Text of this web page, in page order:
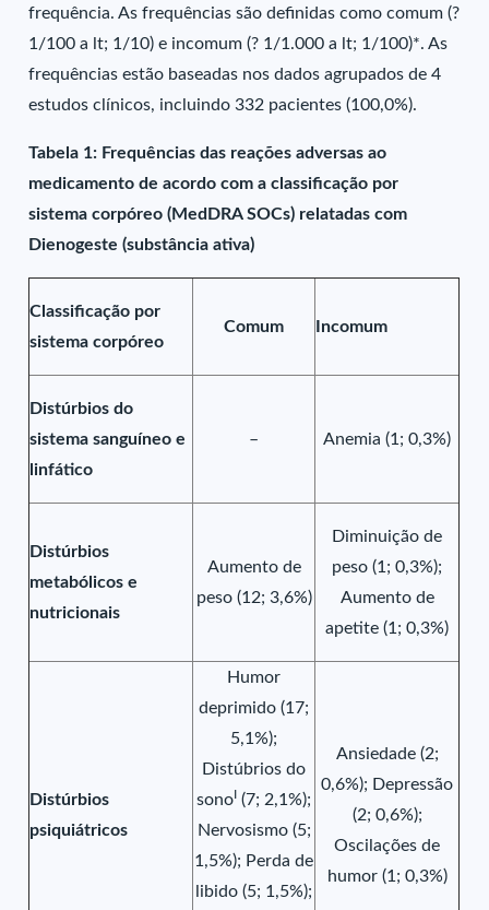
frequência. As frequências são definidas como comum (?
1/100 a lt; 1/10) e incomum (? 1/1.000 a lt; 1/100)*. As
frequências estão baseadas nos dados agrupados de 4
estudos clínicos, incluindo 332 pacientes (100,0%).
Tabela 1: Frequências das reações adversas ao
medicamento de acordo com a classificação por
sistema corpóreo (MedDRA SOCs) relatadas com
Dienogeste (substância ativa)
Classificação por
sistema corpóreo
Comum Incomum
Distúrbios do
sistema sanguíneo e
linfático
– Anemia (1; 0,3%)
Distúrbios
metabólicos e
nutricionais
Aumento de
peso (12; 3,6%)
Diminuição de
peso (1; 0,3%);
Aumento de
apetite (1; 0,3%)
Distúrbios
psiquiátricos
Humor
deprimido (17;
5,1%);
Distúbrios do
sonoI (7; 2,1%);
Nervosismo (5;
1,5%); Perda de
libido (5; 1,5%);
Ansiedade (2;
0,6%); Depressão
(2; 0,6%);
Oscilações de
humor (1; 0,3%)